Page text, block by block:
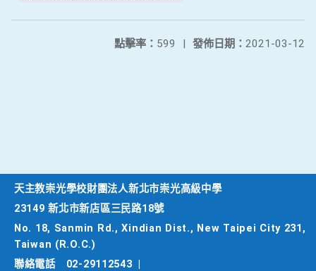
發佈日期： 2021-03-12
點擊率： 599 |
天主教崇光學校財團法人新北市崇光高級中學
23149 新北市新店區三民路18號
No. 18, Sanmin Rd., Xindian Dist., New Taipei City 231,
Taiwan (R.O.C.)
聯絡電話
02-29112543